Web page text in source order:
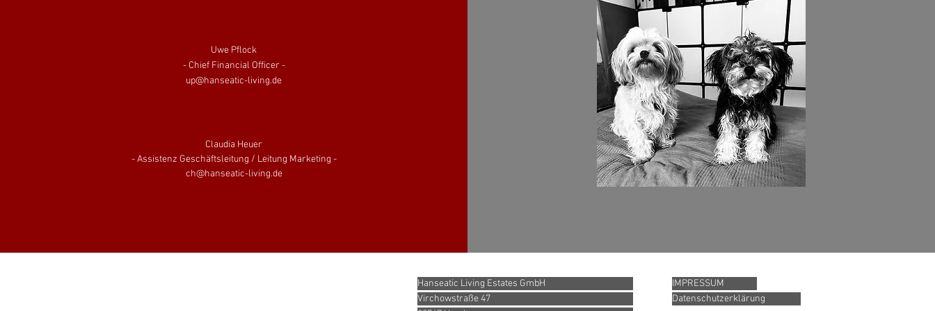
Uwe Pflock
- Chief Financial Officer -
up@hanseatic-living.de
Claudia Heuer
- Assistenz Geschäftsleitung / Leitung Marketing -
ch@hanseatic-living.de
Hanseatic Living Estates GmbH
Virchowstraße 47
IMPRESSUM
Datenschutzerklärung